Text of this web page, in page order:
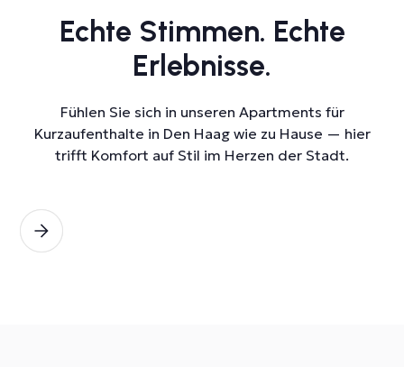
Echte Stimmen. Echte
Erlebnisse.
Fühlen Sie sich in unseren Apartments für
Kurzaufenthalte in Den Haag wie zu Hause — hier
trifft Komfort auf Stil im Herzen der Stadt.